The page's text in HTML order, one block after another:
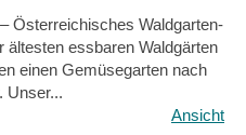
Österreichisches Waldgarten-
ältesten essbaren Waldgärten
einen Gemüsegarten nach
Unser...
Ansicht